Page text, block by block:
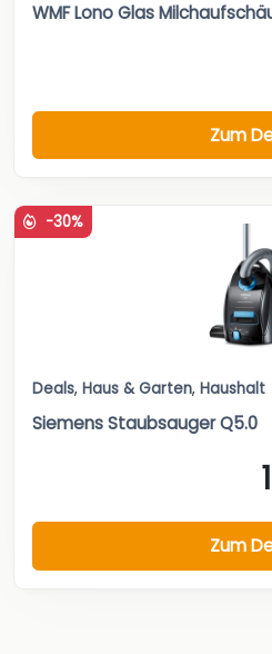
WMF Lono Glas
Zum
-30%
Deals, Haus & Garten, Haushalt
Siemens Staubsauger Q5.0
Zum